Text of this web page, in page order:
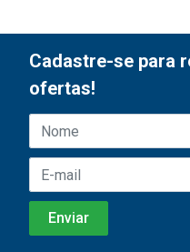
Cadastre-se para
ofertas!